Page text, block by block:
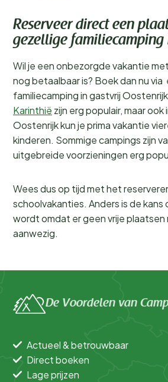
Reserveer direct een
gezellige familiecamping
Wil je een onbezorgde vakantie
nog betaalbaar is? Boek dan nu via
familiecamping in gastvrij
Karinthië zijn erg populair, maar
Oostenrijk kun je prima vakantie
kinderen. Sommige campings zijn
uitgebreide voorzieningen erg
Wees dus op tijd met het
schoolvakanties. Anders is de
wordt omdat er geen vrije plaatsen
aanwezig.
De Voordelen van
Actueel & betrouwbaar
Direct boeken
Lage prijzen